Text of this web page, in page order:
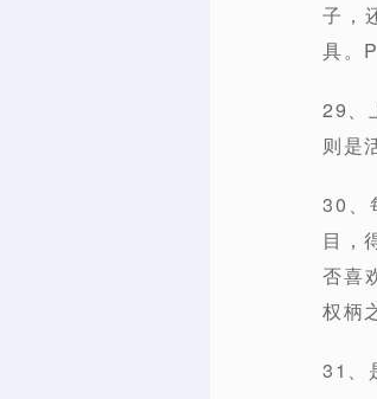
子，
具。
29、
则是
30、
目，
否喜
权柄
31、